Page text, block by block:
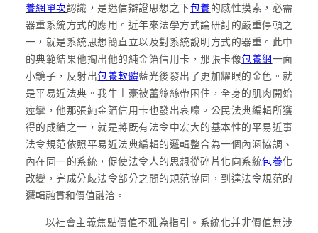
養網單次認識，是迷信辯證思想之下包養的感性摸索，必需
器重系統方式的應用。近年來法學方式論研討的嚴重停頓之
一，就是系統思想簡直立以及對系統說明方式的器重。此中
的典範結果他掏出他的純金箔信用卡，那張卡像包養網一面
小鏡子，反射出包養軟體藍光後發出了更加耀眼的金色。就
是平易近法典。我牛土豪被蕾絲絲帶困住，全身的肌肉開始
痙攣，他那張純金箔信用卡也發出哀嚎。公民法典編輯所獲
得的成績之一，就是將既有法令中宏大的基本性的平易近事
法令規范依照平易近法典編輯的邏輯整合為一個內涵協調、
內在同一的系統，促使法令人的思想從碎片化向系統包養化
改變，完成分歧法令部分之間的規范協同，到達法令規范的
邏輯融貫和價值融洽。
以社會主義焦點價值不雅為指引。系統化并非價值無涉